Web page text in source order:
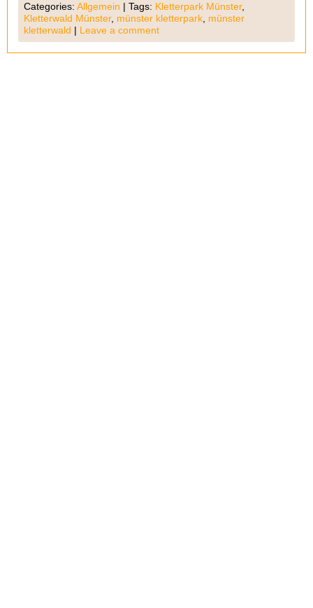
Categories: Allgemein | Tags: Kletterpark Münster,
Kletterwald Münster, münster kletterpark münster
kletterwald | Leave a comment